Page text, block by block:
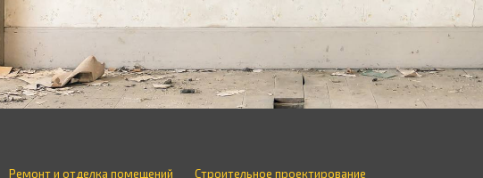
Ремонт и отделка помещений Строительное проектирование